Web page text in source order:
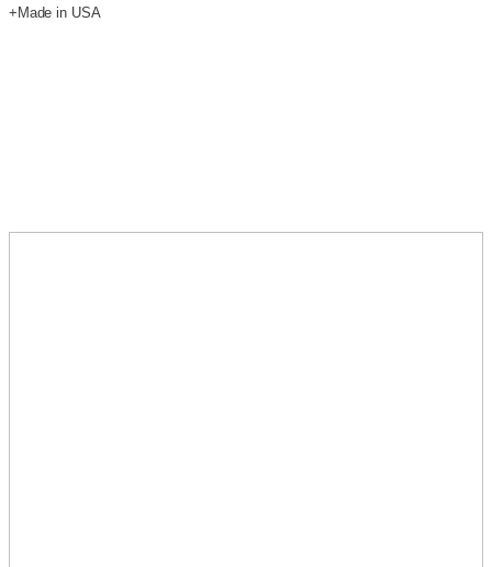
+Made in USA